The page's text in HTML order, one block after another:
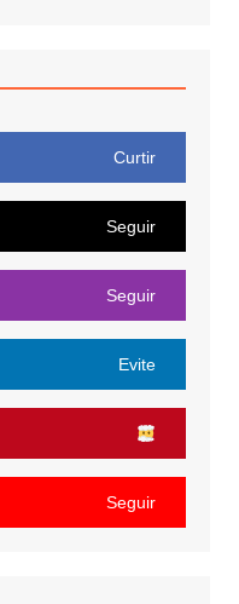
Curtir
Seguir
Seguir
Evite
Seguir